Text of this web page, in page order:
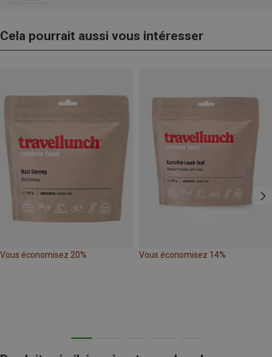
Cela pourrait aussi vous intéresser
Vous économisez 20% Vous économisez 14%